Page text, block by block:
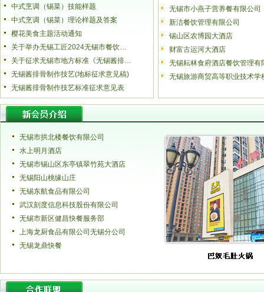
中式烹调（锡菜）技能样题
中式烹调（锡菜）理论样题及答案
樱花美食主题活动通知
关于举办无锡工匠2024无锡市餐饮职业技能竞赛的通知
关于征求无锡市地方标准《无锡酱排骨制作技艺（征求意见稿）》意见的公告
无锡酱排骨制作技艺(地标征求意见稿)
无锡酱排骨制作技艺标准征求意见表
无锡市小燕子营养餐有限公司
新洁餐饮管理有限公司
锡山区农博园大酒店
财富古运河大酒店
无锡耘林食府酒店餐饮管理有
无锡旅游商贸高等职业技术学
无锡市拱北楼餐饮有限公司
水上明月酒店
无锡市锡山区东亭镇翠竹苑大酒店
无锡阳山桃缘山庄
无锡东航食品有限公司
武汉刻度信息科技股份有限公司
无锡市新区健昌快餐服务部
上海龙厨食品有限公司无锡分公司
无锡龙鼎快餐